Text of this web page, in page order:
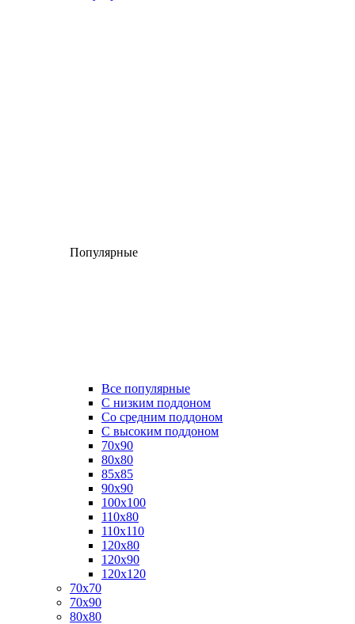
Популярные
Все популярные
C низким поддоном
Со средним поддоном
С высоким поддоном
70х90
80х80
85х85
90х90
100х100
110х80
110х110
120х80
120х90
120х120
70х70
70х90
80х80